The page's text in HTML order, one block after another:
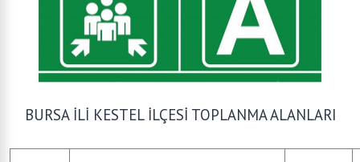
BURSA İLİ KESTEL İLÇESİ TOPLANMA ALANLARI